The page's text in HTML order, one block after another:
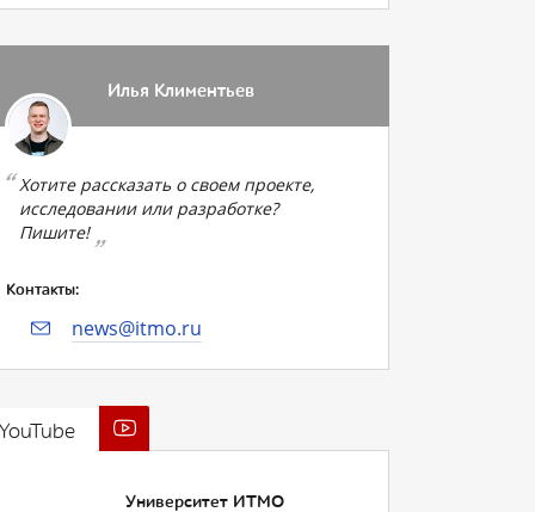
Илья Климентьев
Хотите рассказать о своем проекте,
исследовании или разработке?
Пишите!
Контакты:
news@itmo.ru
Университет ИТМО